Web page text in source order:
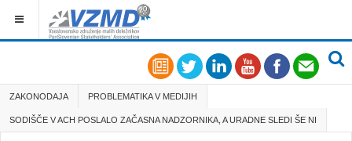
ZAKONODAJA PROBLEMATIKA V MEDIJIH
SODIŠČE V ACH POSLALO ZAČASNA NADZORNIKA, A URADNE SLEDI ŠE NI